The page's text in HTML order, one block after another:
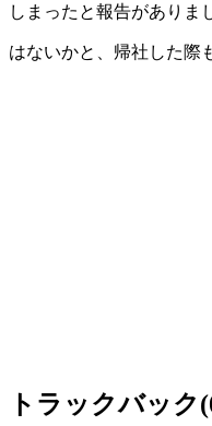
しまったと報告がありま
はないかと、帰社した際
トラックバック